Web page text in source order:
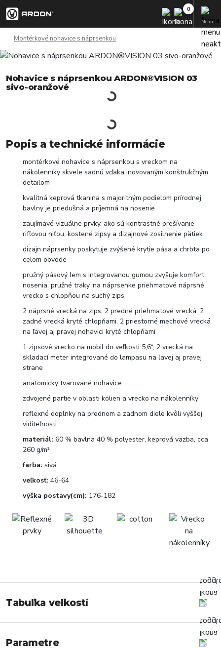
Menu
Montérkové nohavice s náprsenkou
Nohavice s náprsenkou ARDON®VISION 03
sivo-oranžové
Popis a technické informácie
montérkové nohavice s náprsenkou s vreckom na
nákolenníky skvele sadnú vďaka inovovaným konštrukčným
detailom
kvalitná keprová tkanina s majoritným podielom prírodnej
bavlny je priedušná a príjemná na nosenie
zaujímavé vizuálne prvky, ako sú kontrastné prešívanie
rifľovou niťou, kostené zipsy a dizajnové zosilnenie pätiek
dizajn náprsenky poskytuje zvýšené krytie pása a chrbta po
celom obvode
pružný pásový lem s integrovanou gumou zvyšuje komfort
nosenia, pružné traky, na náprsenke priehmatové náprsné
vrecko s chlopňou na suchý zips
2 náprsné vrecká na zips, 2 predné priehmatové vrecká, 2
zadné vrecká kryté chlopňami, 2 priestorné mechové vrecká
na ľavej aj pravej nohavici kryté chlopňami
1 zipsové vrecko na mobil do veľkosti 5,6“, 2 vrecká na
skladací meter integrované do lampasu na ľavej aj pravej
strane
anatomicky tvarované nohavice
zdvojené partie v oblasti kolien a vrecko na nákolenníky
reflexné doplnky na prednom a zadnom diele kvôli vyššej
viditeľnosti
materiál: 60 % bavlna 40 % polyester, keprová väzba, cca
260 g/m²
farba: sivá
veľkosť: 46-64
výška postavy(cm): 176-182
Tabuľka veľkostí
Parametre